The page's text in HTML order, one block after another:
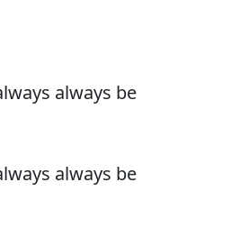
always be
always be